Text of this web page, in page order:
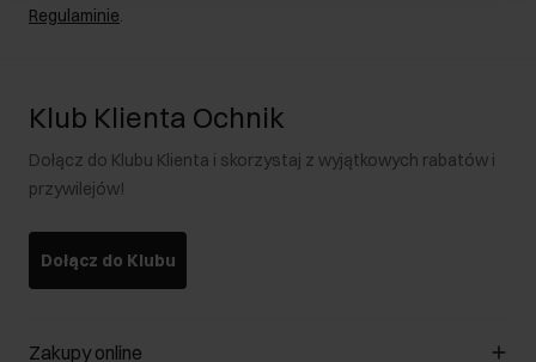
Regulaminie.
Klub Klienta Ochnik
Dołącz do Klubu Klienta i skorzystaj z wyjątkowych rabatów i
przywilejów!
Dołącz do Klubu
Zakupy online